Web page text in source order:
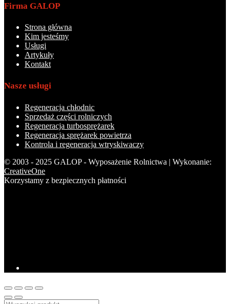
Firma GALOP
Strona główna
Kim jesteśmy
Usługi
Artykuły
Kontakt
Nasze usługi
Regeneracja chłodnic
Sprzedaż części rolniczych
Regeneracja turbosprężarek
Regeneracja sprężarek powietrza
Kontrola i regeneracja wtryskiwaczy
© 2003 - 2025 GALOP - Wyposażenie Rolnictwa | Wykonanie:
CreativeOne
Korzystamy z bezpiecznych płatności